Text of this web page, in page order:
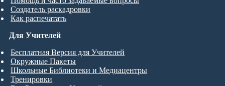
Создатель раскадровки
Как распечатать
Для Учителей
Бесплатная Версия для Учителей
Окружные Пакеты
Школьные Библиотеки и Медиацентры
Тренировки